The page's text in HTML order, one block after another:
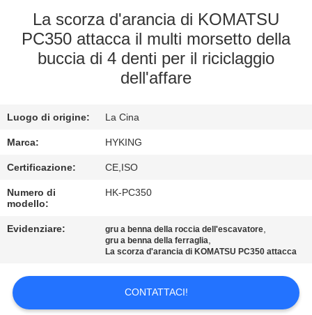
GIRO
DELLA
FABBRICA
DI
QUALITÀ
CONTATTICI
NOTIZIE
CASI
La scorza d'arancia di KOMATSU
PC350 attacca il multi morsetto della
buccia di 4 denti per il riciclaggio
dell'affare
Luogo di origine: La Cina
Marca: HYKING
Certificazione: CE,ISO
Numero di
modello:
HK-PC350
Evidenziare: gru a benna della roccia dell'escavatore,
gru a benna della ferraglia,
La scorza d'arancia di KOMATSU PC350 attacca
CONTATTACI!